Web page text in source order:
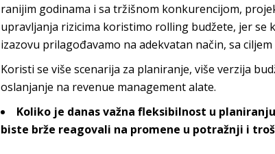
ranijim godinama i sa tržišnom konkurencijom,
upravljanja rizicima koristimo rolling budžete, jer se
izazovu prilagođavamo na adekvatan način, sa
Koristi se više scenarija za planiranje, više verzija
oslanjanje na revenue managementalate.
Koliko je danas važna fleksibilnost u
biste brže reagovali na promene u potražnji i